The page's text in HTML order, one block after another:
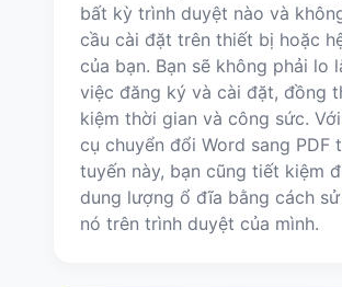
bất kỳ trình duyệt nào và
cầu cài đặt trên thiết bị hoặc
của bạn. Bạn sẽ không phải lo
việc đăng ký và cài đặt, đồng
kiệm thời gian và công sức.
cụ chuyển đổi Word sang PDF
tuyến này, bạn cũng tiết kiệm
dung lượng ổ đĩa bằng cách
nó trên trình duyệt của mình.